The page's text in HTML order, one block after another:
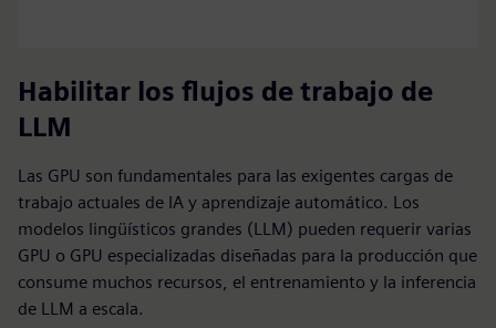
Habilitar los flujos de trabajo de
LLM
Las GPU son fundamentales para las exigentes cargas de
trabajo actuales de IA y aprendizaje automático. Los
modelos lingüísticos grandes (LLM) pueden requerir varias
GPU o GPU especializadas diseñadas para la producción que
consume muchos recursos, el entrenamiento y la inferencia
de LLM a escala.